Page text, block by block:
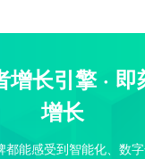
长引擎 ·
增长
都能感受到智能化、数